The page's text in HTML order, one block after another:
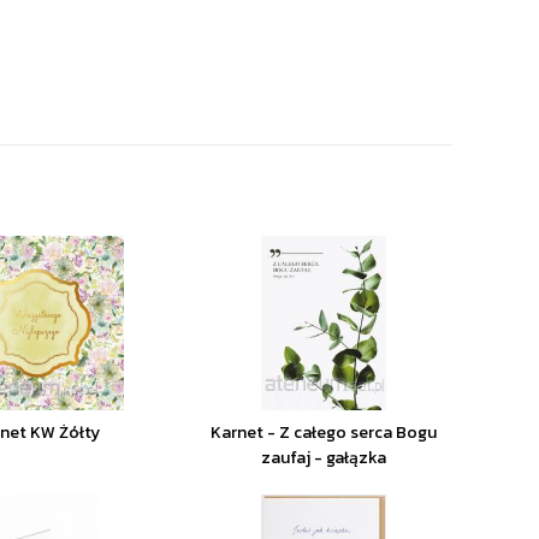
KW Żółty
Karnet - Z całego serca Bogu
zaufaj - gałązka